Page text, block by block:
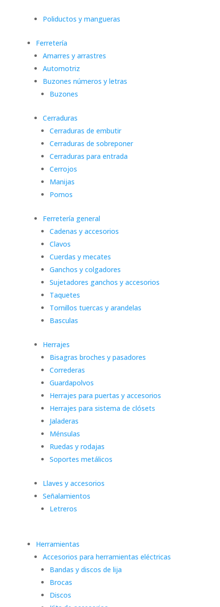
Poliductos y mangueras
Ferretería
Amarres y arrastres
Automotriz
Buzones números y letras
Buzones
Cerraduras
Cerraduras de embutir
Cerraduras de sobreponer
Cerraduras para entrada
Cerrojos
Manijas
Pomos
Ferretería general
Cadenas y accesorios
Clavos
Cuerdas y mecates
Ganchos y colgadores
Sujetadores ganchos y accesorios
Taquetes
Tornillos tuercas y arandelas
Basculas
Herrajes
Bisagras broches y pasadores
Correderas
Guardapolvos
Herrajes para puertas y accesorios
Herrajes para sistema de clósets
Jaladeras
Ménsulas
Ruedas y rodajas
Soportes metálicos
Llaves y accesorios
Señalamientos
Letreros
Herramientas
Accesorios para herramientas eléctricas
Bandas y discos de lija
Brocas
Discos